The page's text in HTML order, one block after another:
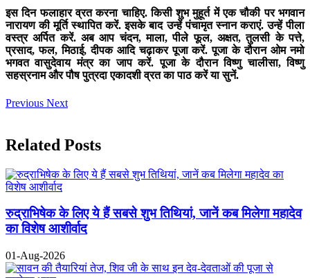
इस दिन फलाहार व्रत करना चाहिए. किसी शुभ मुहूर्त में एक चौकी पर भगवान
नारायण की मूर्ति स्थापित करें. इसके बाद उन्हें पंचामृत स्नान कराएं. उन्हें पीला
वस्त्र अर्पित करें. अब आप चंदन, माला, पीले फूल, अक्षत, तुलसी के पत्ते,
प्रसाद, फल, मिठाई, दीपक आदि चढ़ाकर पूजा करें. पूजा के दौरानओम नमो
भगवत वासुदेवायमंत्र का जाप करें. पूजा के दौरान विष्णु चालीसा, विष्णु
सहस्रनाम और पौष पुत्रदा एकादशी व्रत का पाठ करें या सुनें.
Previous Next
Related Posts
रुद्राभिषेक के लिए ये हैं सबसे शुभ तिथियां, जानें कब मिलेगा महादेव
का विशेष आशीर्वाद
01-Aug-2026